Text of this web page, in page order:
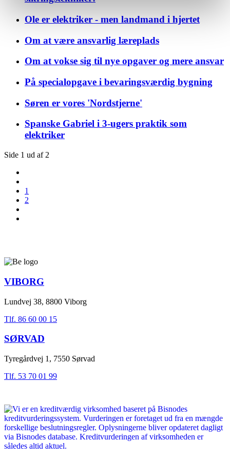
Ole er elektriker - men landmand i hjertet
Om at være ansvarlig læreplads
Om at vokse sig til nye opgaver og mere ansvar
På specialopgave i bevaringsværdig bygning
Søren er vores 'Nordstjerne'
Spanske Gabriel i 3-ugers praktik som
elektriker
Side 1 ud af 2
1
2
VIBORG
Lundvej 38, 8800 Viborg
Tlf. 86 60 00 15
SØRVAD
Tyregårdvej 1, 7550 Sørvad
Tlf. 53 70 01 99